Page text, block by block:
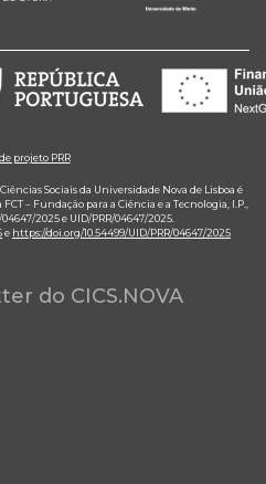
projeto PRR
Sociais da Universidade Nova de Lisboa é
– Fundação para a Ciência e a Tecnologia, I.P.,
2025 e UID/PRR/04647/2025.
e https://doi.org/10.54499/UID/PRR/04647/2025
do CICS.NOVA